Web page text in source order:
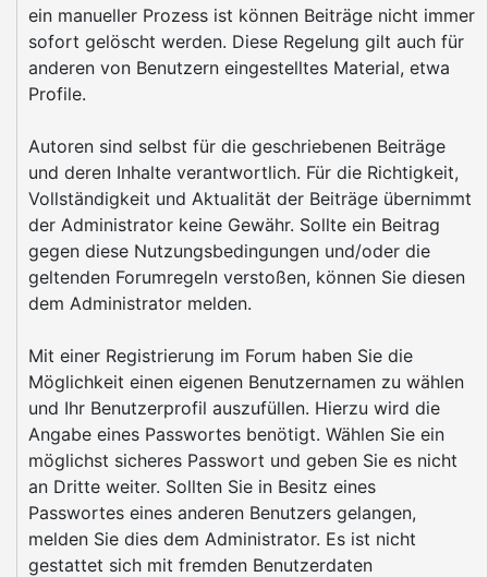
ein manueller Prozess ist können Beiträge nicht immer
sofort gelöscht werden. Diese Regelung gilt auch für
anderen von Benutzern eingestelltes Material, etwa
Profile.
Autoren sind selbst für die geschriebenen Beiträge
und deren Inhalte verantwortlich. Für die Richtigkeit,
Vollständigkeit und Aktualität der Beiträge übernimmt
der Administrator keine Gewähr. Sollte ein Beitrag
gegen diese Nutzungsbedingungen und/oder die
geltenden Forumregeln verstoßen, können Sie diesen
dem Administrator melden.
Mit einer Registrierung im Forum haben Sie die
Möglichkeit einen eigenen Benutzernamen zu wählen
und Ihr Benutzerprofil auszufüllen. Hierzu wird die
Angabe eines Passwortes benötigt. Wählen Sie ein
möglichst sicheres Passwort und geben Sie es nicht
an Dritte weiter. Sollten Sie in Besitz eines
Passwortes eines anderen Benutzers gelangen,
melden Sie dies dem Administrator. Es ist nicht
gestattet sich mit fremden Benutzerdaten